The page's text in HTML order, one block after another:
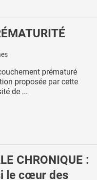
prématuré
proposée par cette
de ...
CHRONIQUE :
le cœur des